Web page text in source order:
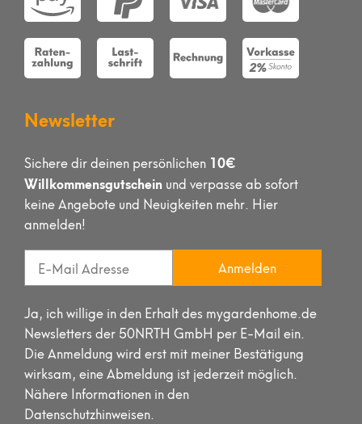
Newsletter
Sichere dir deinen persönlichen 10€
Willkommensgutschein und verpasse ab sofort
keine Angebote und Neuigkeiten mehr. Hier
anmelden!
Anmelden
Ja, ich willige in den Erhalt des mygardenhome.de
Newsletters der 50NRTH GmbH per E-Mail ein.
Die Anmeldung wird erst mit meiner Bestätigung
wirksam, eine Abmeldung ist jederzeit möglich.
Nähere Informationen in den
Datenschutzhinweisen.